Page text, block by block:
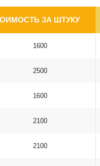
ЗА ШТУКУ
1600
2500
1600
2100
2100